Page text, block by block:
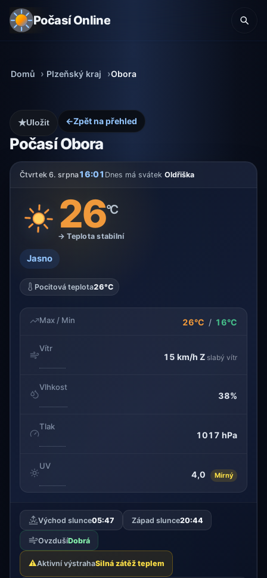
Počasí Online
Domů Plzeňský kraj Obora
←Zpět na přehled
Počasí Obora
★Uložit
Čtvrtek 6. srpna16:01 Dnes má svátek Oldřiška
26°C
→ Teplota stabilní
Jasno
Pocitová teplota26°C
Max / Min 26°C / 16°C
Vítr
15 km/h Z slabý vítr
Vlhkost
38%
Tlak
1017 hPa
UV
4,0 Mírný
Východ slunce05:47 Západ slunce20:44
OvzdušíDobrá
⚠️Aktivní výstrahaSilná zátěž teplem